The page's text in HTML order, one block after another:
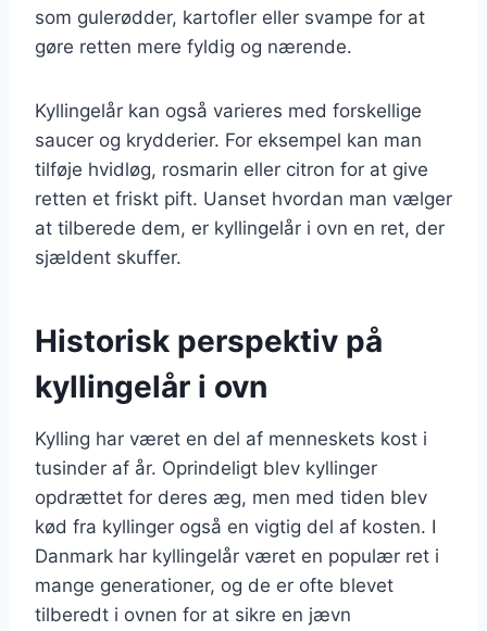
som gulerødder, kartofler eller svampe for at
gøre retten mere fyldig og nærende.
Kyllingelår kan også varieres med forskellige
saucer og krydderier. For eksempel kan man
tilføje hvidløg, rosmarin eller citron for at give
retten et friskt pift. Uanset hvordan man vælger
at tilberede dem, er kyllingelår i ovn en ret, der
sjældent skuffer.
Historisk perspektiv på
kyllingelår i ovn
Kylling har været en del af menneskets kost i
tusinder af år. Oprindeligt blev kyllinger
opdrættet for deres æg, men med tiden blev
kød fra kyllinger også en vigtig del af kosten. I
Danmark har kyllingelår været en populær ret i
mange generationer, og de er ofte blevet
tilberedt i ovnen for at sikre en jævn